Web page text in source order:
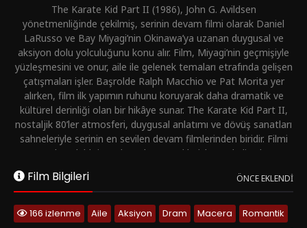
The Karate Kid Part II (1986), John G. Avildsen
yönetmenliğinde çekilmiş, serinin devam filmi olarak Daniel
LaRusso ve Bay Miyagi’nin Okinawa’ya uzanan duygusal ve
aksiyon dolu yolculuğunu konu alır. Film, Miyagi’nin geçmişiyle
yüzleşmesini ve onur, aile ile gelenek temaları etrafında gelişen
çatışmaları işler. Başrolde Ralph Macchio ve Pat Morita yer
alırken, film ilk yapımın ruhunu koruyarak daha dramatik ve
kültürel derinliği olan bir hikâye sunar. The Karate Kid Part II,
nostaljik 80’ler atmosferi, duygusal anlatımı ve dövüş sanatları
sahneleriyle serinin en sevilen devam filmlerinden biridir. Filmi
Türkçe dublaj ve altyazılı seçenekleriyle HD kalitede
Film Bilgileri ÖNCE EKLENDI
166 izlenme Aile Aksiyon Dram Macera
Romantik